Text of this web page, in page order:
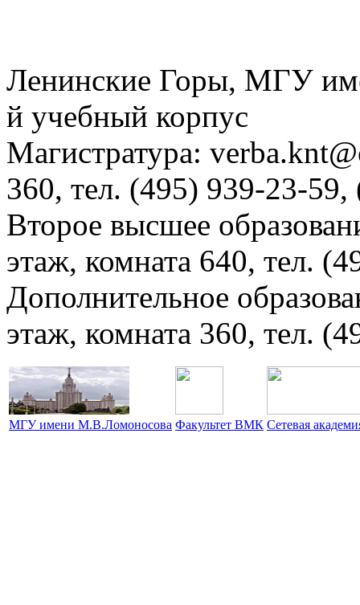
Ленинские Горы, МГУ
й учебный корпус
Магистратура:
360, тел. (495) 939-23-
Второе высшее
этаж, комната 640, тел.
Дополнительное
этаж, комната 360, тел.
МГУ имени М.В.Ломоносова Факультет ВМК Сетевая